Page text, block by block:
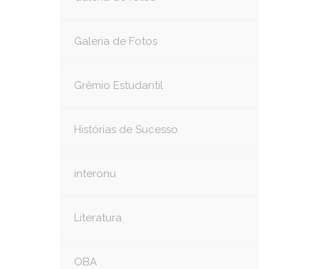
Galeria de Fotos
Grêmio Estudantil
Histórias de Sucesso
interonu
Literatura
OBA